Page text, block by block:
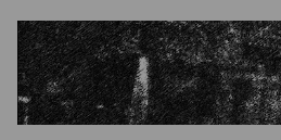
PODCAST
JONGE UITDAGERS